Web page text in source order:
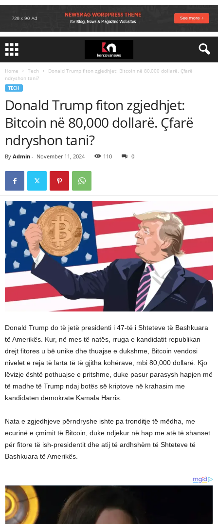
Home Tech
Donald Trump fiton zgjedhjet: Bitcoin në 80,000 dollarë. Çfarë
ndryshon tani?
TECH
Donald Trump fiton zgjedhjet:
Bitcoin në 80,000 dollarë. Çfarë
ndryshon tani?
By Admin - November 11, 2024 110 0
Donald Trump do të jetë presidenti i 47-të i Shteteve të Bashkuara
të Amerikës. Kur, në mes të natës, rruga e kandidatit republikan
drejt fitores u bë unike dhe thuajse e dukshme, Bitcoin vendosi
nivelet e reja të larta të të gjitha kohërave, mbi 80,000 dollarë. Kjo
lëvizje është pothuajse e pritshme, duke pasur parasysh hapjen më
të madhe të Trump ndaj botës së kriptove në krahasim me
kandidaten demokrate Kamala Harris.
Nata e zgjedhjeve përndryshe ishte pa tronditje të mëdha, me
ecurinë e çmimit të Bitcoin, duke ndjekur në hap me atë të shanset
për fitore të ish-presidentit dhe atij të ardhshëm të Shteteve të
Bashkuara të Amerikës.